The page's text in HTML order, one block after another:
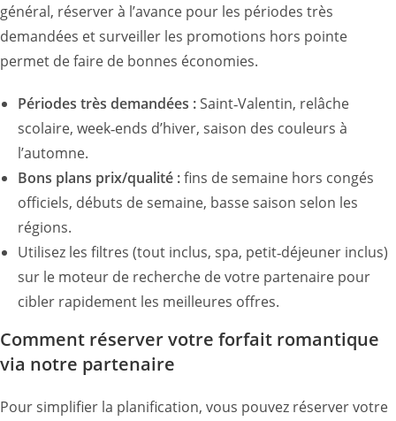
général, réserver à l’avance pour les périodes très
demandées et surveiller les promotions hors pointe
permet de faire de bonnes économies.
Périodes très demandées :Saint‑Valentin, relâche
scolaire, week‑ends d’hiver, saison des couleurs à
l’automne.
Bons plans prix/qualité :fins de semaine hors congés
officiels, débuts de semaine, basse saison selon les
régions.
Utilisez les filtres (tout inclus, spa, petit‑déjeuner inclus)
sur le moteur de recherche de votre partenaire pour
cibler rapidement les meilleures offres.
Comment réserver votre forfait romantique
via notre partenaire
Pour simplifier la planification, vous pouvez réserver votre